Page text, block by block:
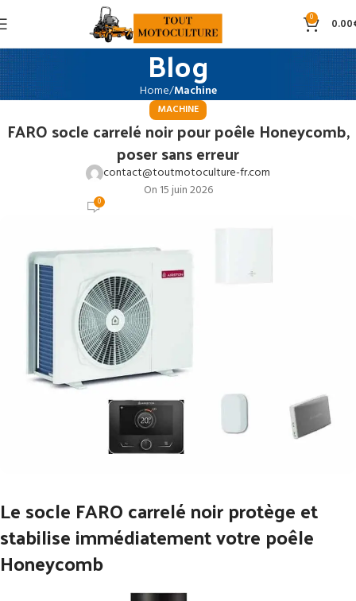
0 0.00
Blog
Home Machine
MACHINE
FARO socle carrelé noir pour poêle Honeycomb,
poser sans erreur
contact@toutmotoculture-fr.com
On 15 juin 2026
0
Le socle FARO carrelé noir protège et
stabilise immédiatement votre poêle
Honeycomb